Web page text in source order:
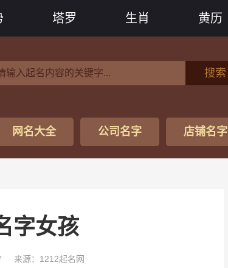
塔罗 生肖 黄历
搜索
网名大全 公司名字 店铺名字
字女孩
来源：1212起名网